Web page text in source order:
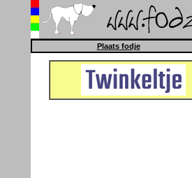
Plaats fodje